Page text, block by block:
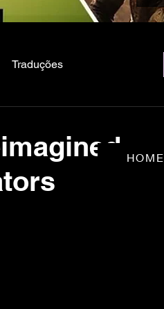
Traduções
–
HOME